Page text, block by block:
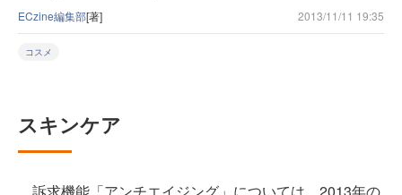
ECzine編集部[著] 2013/11/11 19:35
コスメ
スキンケア